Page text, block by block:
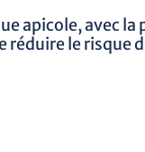
avec
le risque